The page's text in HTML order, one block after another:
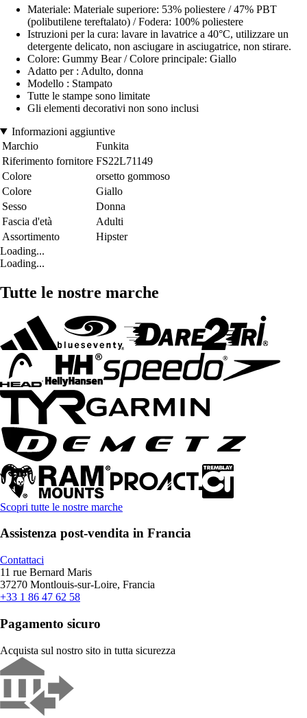
Materiale: Materiale superiore: 53% poliestere / 47% PBT
(polibutilene tereftalato) / Fodera: 100% poliestere
Istruzioni per la cura: lavare in lavatrice a 40°C, utilizzare un
detergente delicato, non asciugare in asciugatrice, non stirare.
Colore: Gummy Bear / Colore principale: Giallo
Adatto per : Adulto, donna
Modello : Stampato
Tutte le stampe sono limitate
Gli elementi decorativi non sono inclusi
Informazioni aggiuntive
Marchio
Funkita
Riferimento fornitore FS22L71149
Colore
orsetto gommoso
Colore
Giallo
Sesso
Donna
Fascia d'età
Adulti
Assortimento
Hipster
Loading...
Loading...
Tutte le nostre marche
Scopri tutte le nostre marche
Assistenza post-vendita in Francia
Contattaci
11 rue Bernard Maris
37270 Montlouis-sur-Loire, Francia
+33 1 86 47 62 58
Pagamento sicuro
Acquista sul nostro sito in tutta sicurezza